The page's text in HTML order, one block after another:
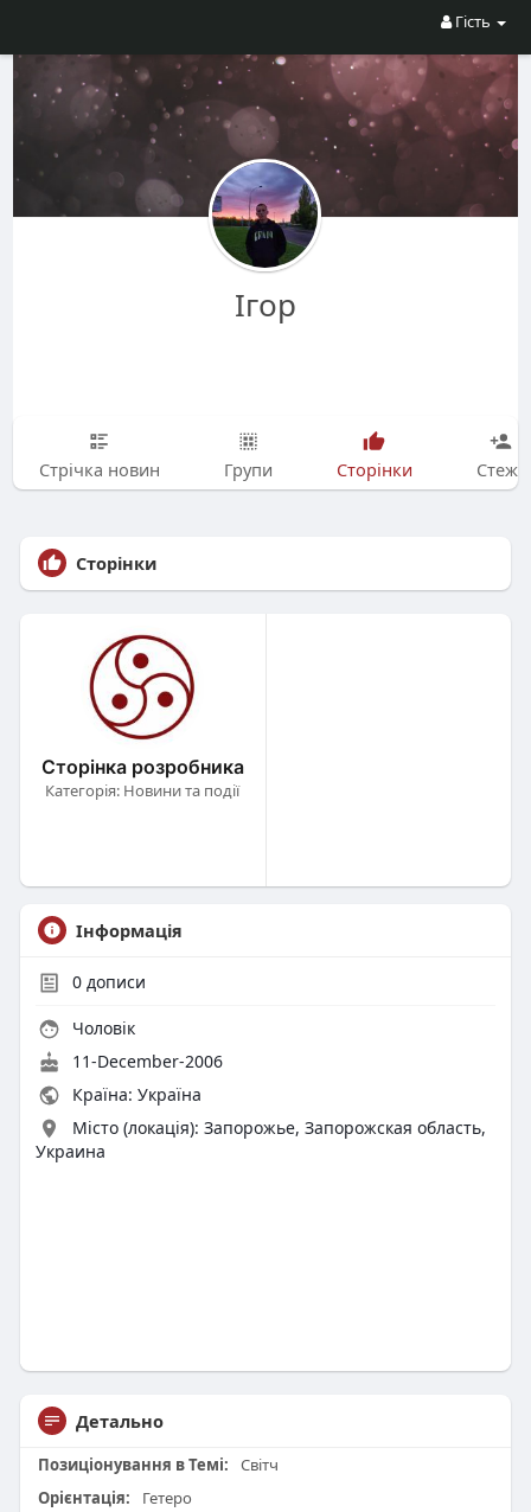
Гість
Ігор
Стрічка новин Групи Сторінки Стежу
Сторінки
Сторінка розробника
Категорія: Новини та події
Інформація
0дописи
Чоловік
11-December-2006
Країна: Україна
Місто (локація): Запорожье, Запорожская область,
Украина
Детально
Позиціонування в Темі:
Світч
Орієнтація:
Гетеро